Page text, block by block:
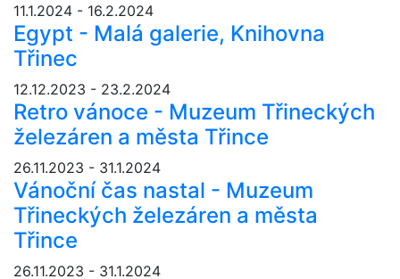
11.1.2024 - 16.2.2024
Egypt - Malá galerie, Knihovna
Třinec
12.12.2023 - 23.2.2024
Retro vánoce - Muzeum Třineckých
železáren a města Třince
26.11.2023 - 31.1.2024
Vánoční čas nastal - Muzeum
Třineckých železáren a města
Třince
26.11.2023 - 31.1.2024